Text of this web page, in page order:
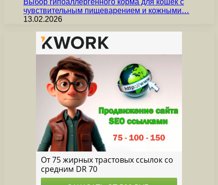
Выбор гипоаллергенного корма для кошек с
чувствительным пищеварением и кожными…
13.02.2026